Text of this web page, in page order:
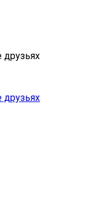
друзьях
друзьях